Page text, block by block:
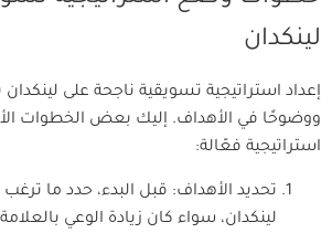
لينكدان
إعداد استراتيجية تسويقية ناجحة على
ووضوحًا في الأهداف. إليك بعض الخطوات
استراتيجية فعّالة:
تحديد الأهداف: قبل البدء، حدد ما
لينكدان، سواء كان زيادة الوعي